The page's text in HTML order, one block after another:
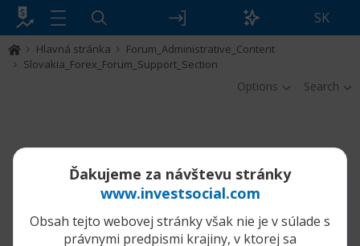
SK
Hlavná stránka
Forum_Administrative_Content
Slovakia_Forex_Forum_Support_Section
Options Search
Ďakujeme za návštevu stránky
www.investsocial.com
Obsah tejto webovej stránky však nie je v súlade s
právnymi predpismi krajiny, v ktorej sa